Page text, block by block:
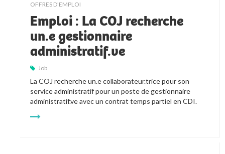
OFFRES D'EMPLOI
Emploi : La COJ recherche
un.e gestionnaire
administratif.ve
Job
La COJ recherche un.e collaborateur.trice pour son
service administratif pour un poste de gestionnaire
administratif.ve avec un contrat temps partiel en CDI.